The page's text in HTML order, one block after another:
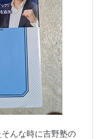
んな時に吉野塾の